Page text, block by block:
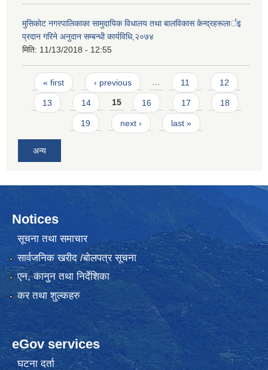
मुसिकाेट नगरपालिकाका सामुदायिक विधालय तथा बालविकास केन्द्रहरूलार्इ
प्रदान गरिने अनुदान सम्बन्धी कार्यविधि,२०७४
मिति: 11/13/2018 - 12:55
Pages
« first ‹ previous … 11 12
13 14 15 16 17 18
19 next › last »
अन्य
Notices
सूचना तथा समाचार
सार्वजनिक खरीद /बोलपत्र सूचना
एन, कानुन तथा निर्देशिका
कर तथा शुल्कहरु
eGov services
घटना दर्ता